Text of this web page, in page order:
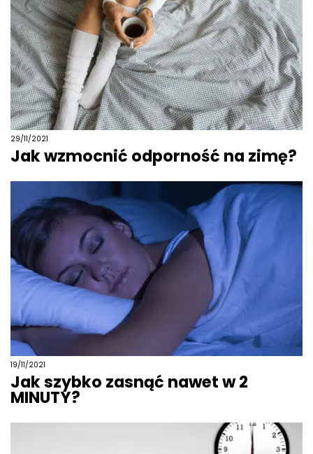
29/11/2021
Jak wzmocnić odporność na zimę?
19/11/2021
Jak szybko zasnąć nawet w 2
MINUTY?